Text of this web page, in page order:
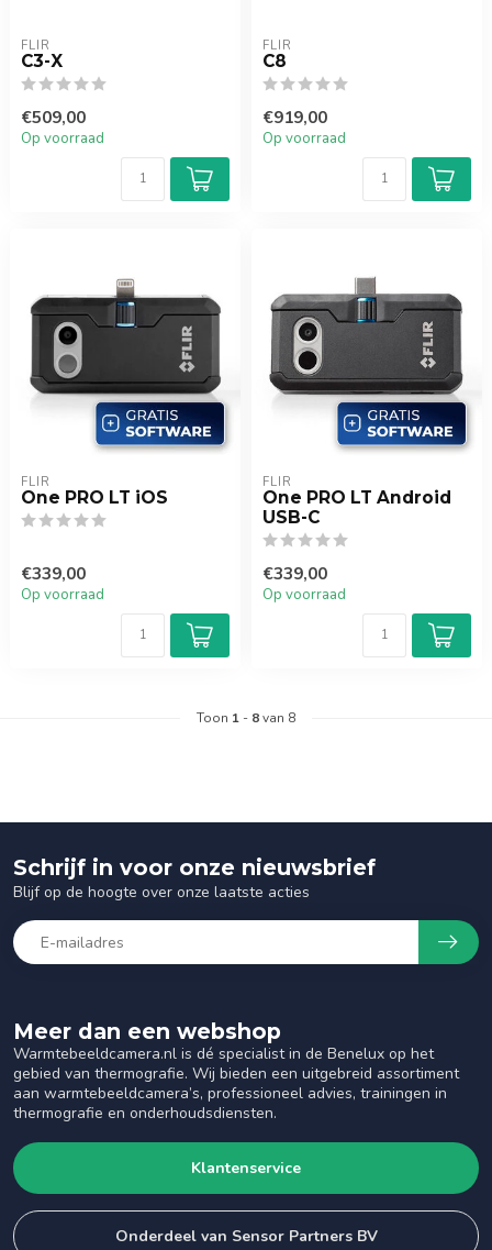
FLIR
C3-X
€509,00
Op voorraad
FLIR
C8
€919,00
Op voorraad
FLIR
One PRO LT iOS
€339,00
Op voorraad
FLIR
One PRO LT Android
USB-C
€339,00
Op voorraad
Toon 1 - 8van 8
Meer dan een webshop
Warmtebeeldcamera.nl is dé specialist in de Benelux op het
gebied van thermografie. Wij bieden een uitgebreid assortiment
aan warmtebeeldcamera’s, professioneel advies, trainingen in
thermografie en onderhoudsdiensten.
Klantenservice
Onderdeel van Sensor Partners BV
Schrijf in voor onze nieuwsbrief
Blijf op de hoogte over onze laatste acties